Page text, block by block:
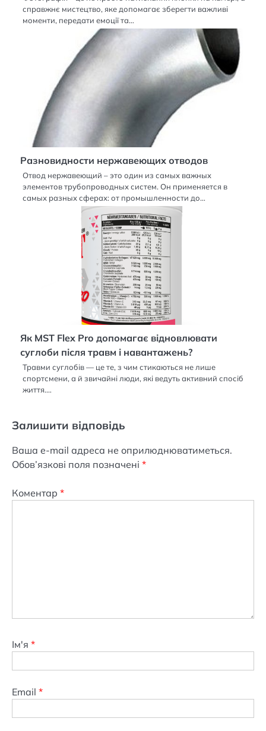
справжнє мистецтво, яке допомагає зберегти важливі
моменти, передати емоції та…
Разновидности нержавеющих отводов
Отвод нержавеющий – это один из самых важных
элементов трубопроводных систем. Он применяется в
самых разных сферах: от промышленности до…
Як MST Flex Pro допомагає відновлювати
суглоби після травм і навантажень?
Травми суглобів — це те, з чим стикаються не лише
спортсмени, а й звичайні люди, які ведуть активний спосіб
життя.…
Залишити відповідь
Ваша e-mail адреса не оприлюднюватиметься.
Обов’язкові поля позначені *
Коментар *
Ім'я *
Email *